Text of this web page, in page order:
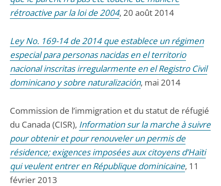
rétroactive par la loi de 2004, 20 août 2014
Ley No. 169-14 de 2014 que establece un régimen
especial para personas nacidas en el territorio
nacional inscritas irregularmente en el Registro Civil
dominicano y sobre naturalización, mai 2014
Commission de l’immigration et du statut de réfugié
du Canada (CISR), Information sur la marche à suivre
pour obtenir et pour renouveler un permis de
résidence; exigences imposées aux citoyens d’Haïti
qui veulent entrer en République dominicaine, 11
février 2013